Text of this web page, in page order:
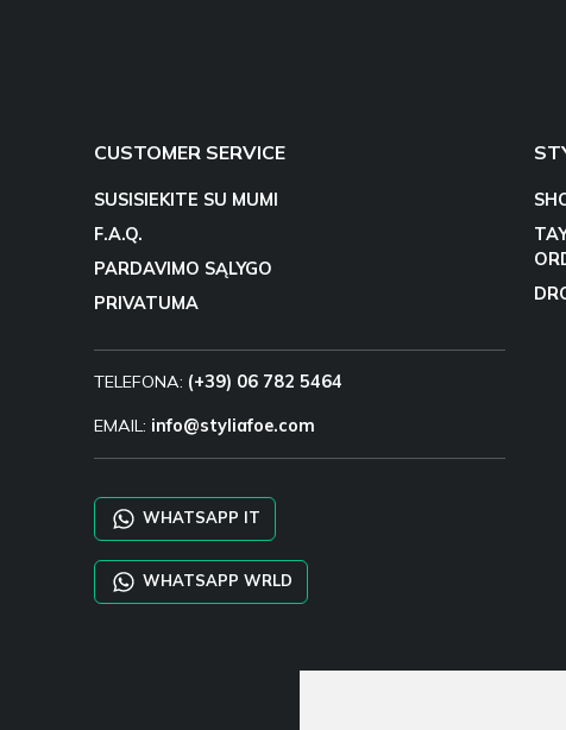
CUSTOMER SERVICE
SUSISIEKITE SU MUMI
F.A.Q.
PARDAVIMO SĄLYGO
PRIVATUMA
TELEFONA: (+39) 06 782 5464
EMAIL: info@styliafoe.com
WHATSAPP IT
WHATSAPP WRLD